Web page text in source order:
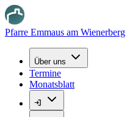
Pfarre Emmaus am Wienerberg
Über uns
Termine
Monatsblatt